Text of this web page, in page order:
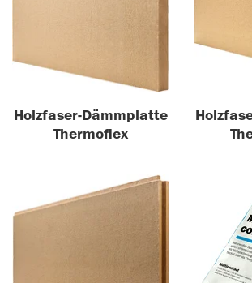
Holzfaser-Dämmplatte
Thermoflex